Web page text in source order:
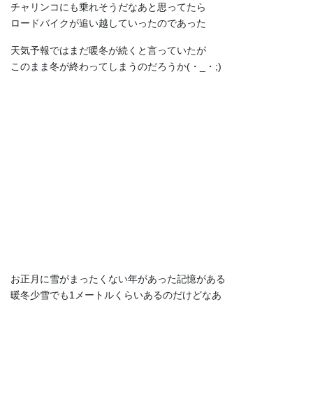
チャリンコにも乗れそうだなあと思ってたら
ロードバイクが追い越していったのであった
天気予報ではまだ暖冬が続くと言っていたが
このまま冬が終わってしまうのだろうか(・_・;)
お正月に雪がまったくない年があった記憶がある
暖冬少雪でも1メートルくらいあるのだけどなあ